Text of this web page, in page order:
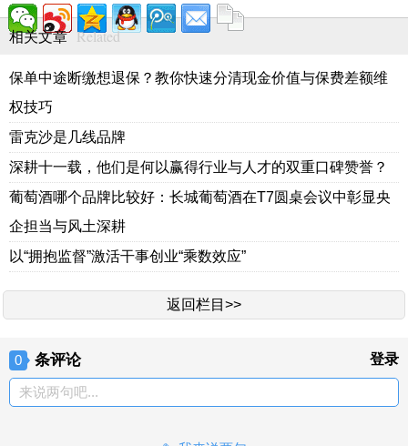
相关文章 Related
保单中途断缴想退保？教你快速分清现金价值与保费差额维
权技巧
雷克沙是几线品牌
深耕十一载，他们是何以赢得行业与人才的双重口碑赞誉？
葡萄酒哪个品牌比较好：长城葡萄酒在T7圆桌会议中彰显央
企担当与风土深耕
以“拥抱监督”激活干事创业“乘数效应”
返回栏目>>
0 条评论 登录
来说两句吧...